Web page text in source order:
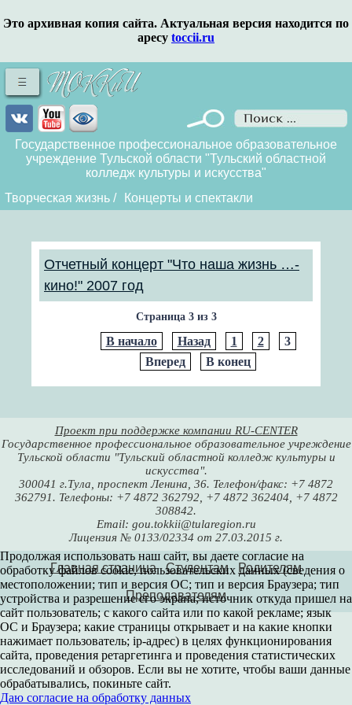
Это архивная копия сайта. Актуальная версия находится по
аресу toccii.ru
Государственное профессиональное образовательное
учреждение Тульской области "Тульский областной
колледж культуры и искусства"
Творческая жизнь / Концерты и спектакли
Отчетный концерт "Что наша жизнь …-
кино!" 2007 год
Страница 3 из 3
В начало Назад 1 2
3
Вперед
В конец
Проект при поддержке компании RU-CENTER
Государственное профессиональное образовательное учреждение
Тульской области "Тульский областной колледж культуры и
искусства".
300041 г.Тула, проспект Ленина, 36. Телефон/факс: +7 4872
362791. Телефоны: +7 4872 362792, +7 4872 362404, +7 4872
308842.
Email: gou.tokkii@tularegion.ru
Лицензия № 0133/02334 от 27.03.2015 г.
Главная страница Студентам Родителям
Преподавателям
Продолжая использовать наш сайт, вы даете согласие на
обработку файлов cookie, пользовательских данных (сведения о
местоположении; тип и версия ОС; тип и версия Браузера; тип
устройства и разрешение его экрана; источник откуда пришел на
сайт пользователь; с какого сайта или по какой рекламе; язык
ОС и Браузера; какие страницы открывает и на какие кнопки
нажимает пользователь; ip-адрес) в целях функционирования
сайта, проведения ретаргетинга и проведения статистических
исследований и обзоров. Если вы не хотите, чтобы ваши данные
обрабатывались, покиньте сайт.
Даю согласие на обработку данных